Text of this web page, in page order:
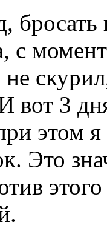
с
не
вот 3
этом
Это